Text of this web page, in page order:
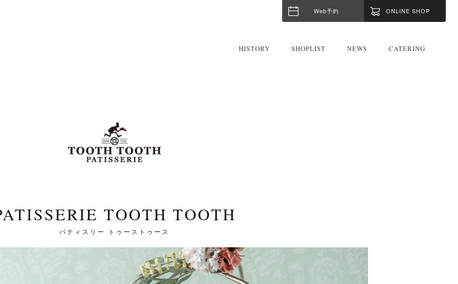
ONLINE SHOP
Web予約
HISTORY SHOPLIST NEWS CATERING
TOOTH TOOTH
パティスリー トゥーストゥース